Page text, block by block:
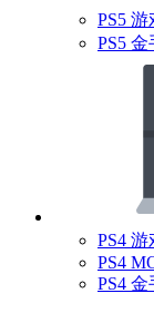
PS5 游
PS5 金
PS4 游
PS4
PS4 金